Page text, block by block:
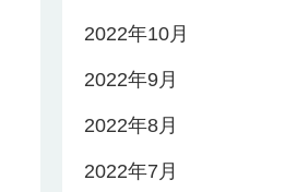
2022年10月
2022年9月
2022年8月
2022年7月